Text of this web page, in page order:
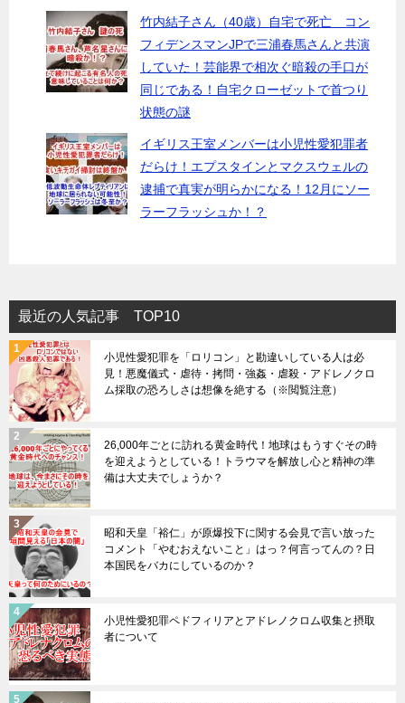
竹内結子さん（40歳）自宅で死亡 コン
フィデンスマンJPで三浦春馬さんと共演
していた！芸能界で相次ぐ暗殺の手口が
同じである！自宅クローゼットで首つり
状態の謎
イギリス王室メンバーは小児性愛犯罪者
だらけ！エプスタインとマクスウェルの
逮捕で真実が明らかになる！12月にソー
ラーフラッシュか！？
最近の人気記事 TOP10
小児性愛犯罪を「ロリコン」と勘違いしている人は必
見！悪魔儀式・虐待・拷問・強姦・虐殺・アドレノクロ
ム採取の恐ろしさは想像を絶する（※閲覧注意）
26,000年ごとに訪れる黄金時代！地球はもうすぐその時
を迎えようとしている！トラウマを解放し心と精神の準
備は大丈夫でしょうか？
昭和天皇「裕仁」が原爆投下に関する会見で言い放った
コメント「やむおえないこと」はっ？何言ってんの？日
本国民をバカにしているのか？
小児性愛犯罪ペドフィリアとアドレノクロム収集と摂取
者について